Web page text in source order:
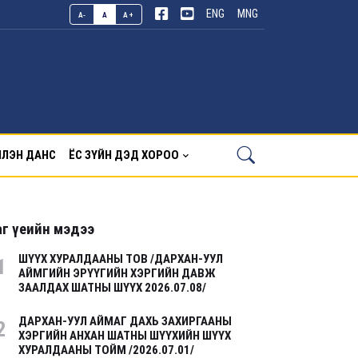
A- A A+ ENG MNG
ДАНС ЁС ЗҮЙН ДЭД ХОРОО
үеийн мэдээ
ШҮҮХ ХУРАЛДААНЫ ТОВ /ДАРХАН-УУЛ
АЙМГИЙН ЭРҮҮГИЙН ХЭРГИЙН ДАВЖ
ЗААЛДАХ ШАТНЫ ШҮҮХ 2026.07.08/
ДАРХАН-УУЛ АЙМАГ ДАХЬ ЗАХИРГААНЫ
ХЭРГИЙН АНХАН ШАТНЫ ШҮҮХИЙН ШҮҮХ
ХУРАЛДААНЫ ТОЙМ /2026.07.01/